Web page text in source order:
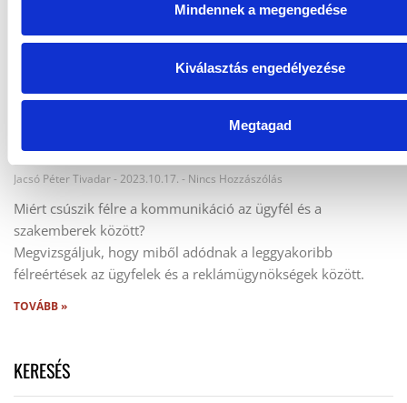
Mindennek a megengedése
Kiválasztás engedélyezése
Megtagad
MINDEN A BRIEF-FEL KEZDŐDIK? #23/01
Jacsó Péter Tivadar 2023.10.17. Nincs Hozzászólás
Miért csúszik félre a kommunikáció az ügyfél és a
szakemberek között?
Megvizsgáljuk, hogy miből adódnak a leggyakoribb
félreértések az ügyfelek és a reklámügynökségek között.
TOVÁBB »
KERESÉS